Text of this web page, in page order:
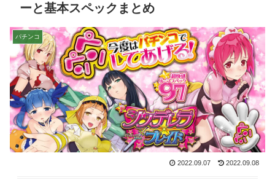
ーと基本スペックまとめ
パチンコ
2022.09.07 2022.09.08